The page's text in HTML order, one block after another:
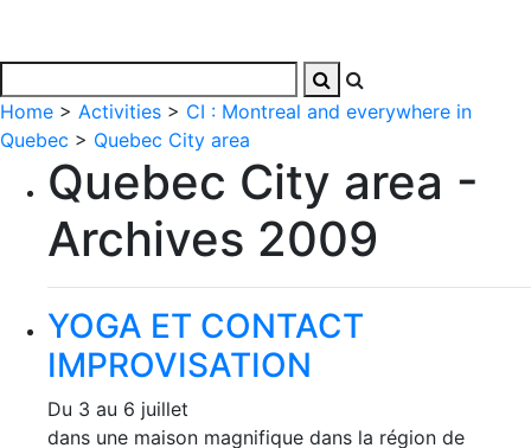
Home > Activities > CI : Montreal and everywhere in
Quebec > Quebec City area
Quebec City area -
Archives 2009
YOGA ET CONTACT
IMPROVISATION
Du 3 au 6 juillet
dans une maison magnifique dans la région de